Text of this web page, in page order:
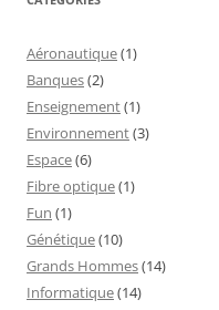
Aéronautique(1)
Banques(2)
Enseignement(1)
Environnement(3)
Espace(6)
Fibre optique(1)
Fun (1)
Génétique(10)
Grands Hommes(14)
Informatique(14)